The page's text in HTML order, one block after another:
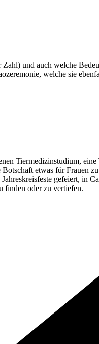
und auch wel­che
wel­che sie
Tier­me­di­zin­stu­di­um,
etwas für
gefei­ert, in
fin­den oder zu vertiefen.